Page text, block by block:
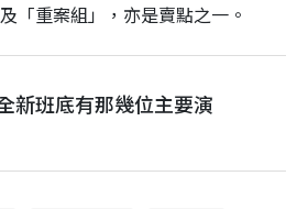
「重案組」，亦是賣點之一。
新班底有那幾位主要演